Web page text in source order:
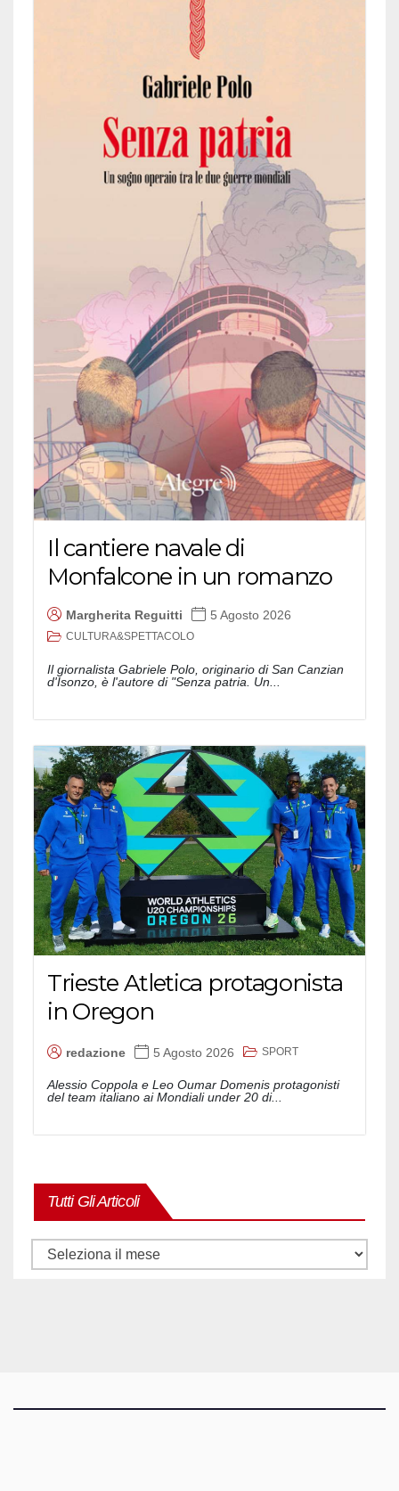
Il cantiere navale di
Monfalcone in un romanzo
Margherita Reguitti 5 Agosto 2026
CULTURA&SPETTACOLO
Il giornalista Gabriele Polo, originario di San Canzian
d'Isonzo, è l'autore di "Senza patria. Un...
Trieste Atletica protagonista
in Oregon
redazione 5 Agosto 2026 SPORT
Alessio Coppola e Leo Oumar Domenis protagonisti
del team italiano ai Mondiali under 20 di...
Tutti Gli Articoli
Tutti